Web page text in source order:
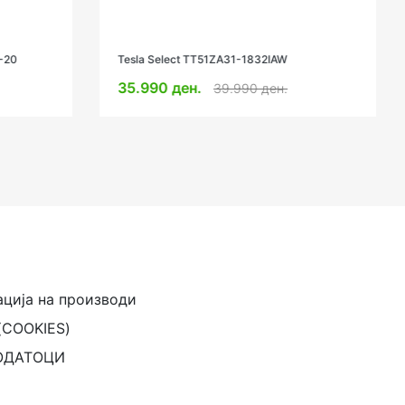
NEO SMARTs SILVER LINE INVERTER
23.999 ден.
на производи